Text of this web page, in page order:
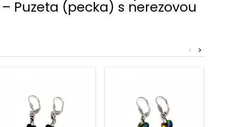
Puzeta (pecka) s nerezovou
>
<